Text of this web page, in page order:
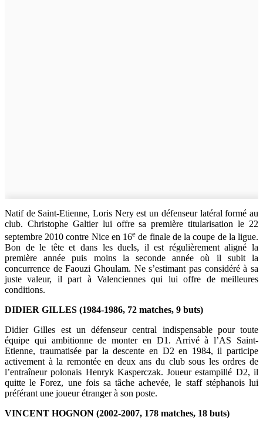
Natif de Saint-Etienne, Loris Nery est un défenseur latéral formé au
club. Christophe Galtier lui offre sa première titularisation le 22
septembre 2010 contre Nice en 16e de finale de la coupe de la ligue.
Bon de le tête et dans les duels, il est régulièrement aligné la
première année puis moins la seconde année où il subit la
concurrence de Faouzi Ghoulam. Ne s’estimant pas considéré à sa
juste valeur, il part à Valenciennes qui lui offre de meilleures
conditions.
DIDIER GILLES (1984-1986, 72 matches, 9 buts)
Didier Gilles est un défenseur central indispensable pour toute
équipe qui ambitionne de monter en D1. Arrivé à l’AS Saint-
Etienne, traumatisée par la descente en D2 en 1984, il participe
activement à la remontée en deux ans du club sous les ordres de
l’entraîneur polonais Henryk Kasperczak. Joueur estampillé D2, il
quitte le Forez, une fois sa tâche achevée, le staff stéphanois lui
préférant une joueur étranger à son poste.
VINCENT HOGNON (2002-2007, 178 matches, 18 buts)